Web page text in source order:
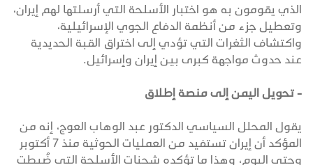
الذي يقومون به هو اختبار الأسلحة التي أرسلتها لهم إيران،
وتعطيل جزء من أنظمة الدفاع الجوي الإسرائيلية،
واكتشاف الثغرات التي تؤدي إلى اختراق القبة الحديدية
عند حدوث مواجهة كبرى بين إيران وإسرائيل.
- تحويل اليمن إلى منصة إطلاق
يقول المحلل السياسي الدكتور عبد الوهاب العوج، إنه من
المؤكد أن إيران تستفيد من العمليات الحوثية منذ 7 أكتوبر
وحتى اليوم، وهذا ما تؤكده شحنات الأسلحة التي ضُبطت